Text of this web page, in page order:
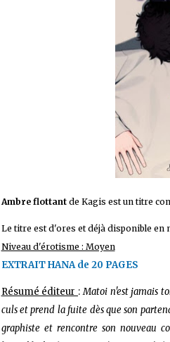
🐈‍⬛ En tant que Partenaire Amazon, je
Ambre flottantde Kagis est un titre
Le titre est d'ores et déjà disponible en
Niveau d'érotisme : Moyen
EXTRAIT HANA de 20 PAGES
Résumé éditeur :Matoi n'est jamais
culs et prend la fuite dès que son
graphiste et rencontre son nouveau